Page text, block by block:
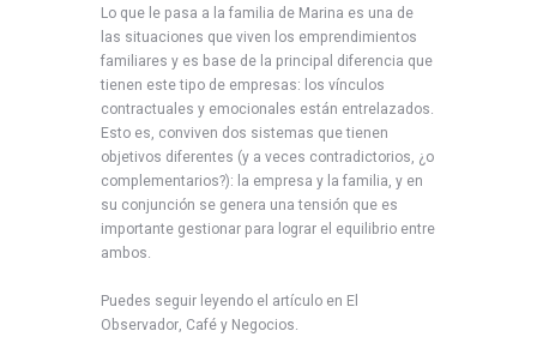
Lo que le pasa a la familia de Marina es una de
las situaciones que viven los emprendimientos
familiares y es base de la principal diferencia que
tienen este tipo de empresas: los vínculos
contractuales y emocionales están entrelazados.
Esto es, conviven dos sistemas que tienen
objetivos diferentes (y a veces contradictorios, ¿o
complementarios?): la empresa y la familia, y en
su conjunción se genera una tensión que es
importante gestionar para lograr el equilibrio entre
ambos.
Puedes seguir leyendo el artículo en El
Observador, Café y Negocios.